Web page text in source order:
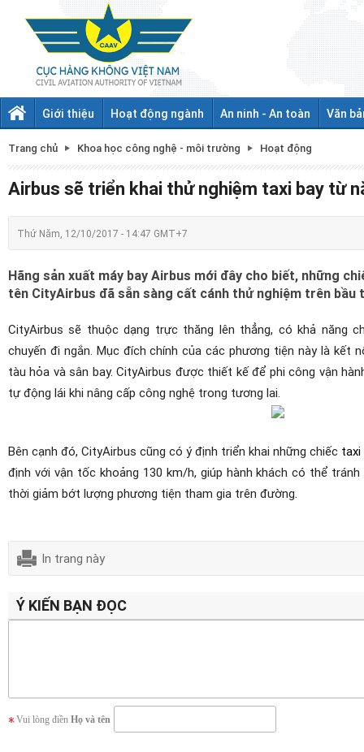
Giới thiệu Hoạt động ngành An ninh - An toàn Văn
Trang chủ Khoa học công nghệ - môi trường Hoạt động
Airbus sẽ triển khai thử nghiệm taxi bay từ
Thứ Năm, 12/10/2017 - 14:47 GMT+7
Hãng sản xuất máy bay Airbus mới đây cho biết, những
tên CityAirbus đã sẵn sàng cất cánh thử nghiệm trên bầu
CityAirbus sẽ thuộc dạng trực thăng lên thẳng, có khả năng
chuyến đi ngắn. Mục đích chính của các phương tiện này là kết
tàu hỏa và sân bay. CityAirbus được thiết kế để phi công vận
tự động lái khi nâng cấp công nghệ trong tương lai.
Bên cạnh đó, CityAirbus cũng có ý định triển khai những chiếc taxi
định với vận tốc khoảng 130 km/h, giúp hành khách có thể
thời giảm bớt lượng phương tiện tham gia trên đường.
In trang này
Ý KIẾN BẠN ĐỌC
Vui lòng điền Họ và tên